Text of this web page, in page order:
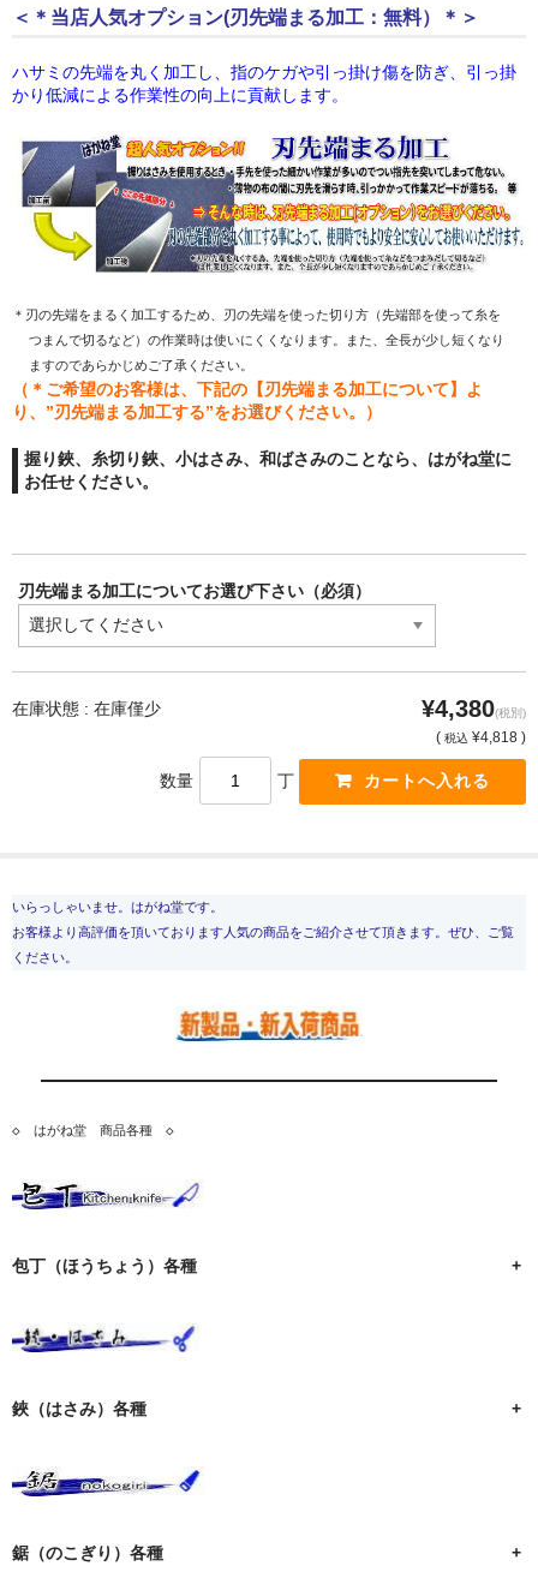
＜＊当店人気オプション(刃先端まる加工：無料）＊＞
ハサミの先端を丸く加工し、指のケガや引っ掛け傷を防ぎ、引っ掛
かり低減による作業性の向上に貢献します。
＊刃の先端をまるく加工するため、刃の先端を使った切り方（先端部を使って糸を
  つまんで切るなど）の作業時は使いにくくなります。また、全長が少し短くなり
  ますのであらかじめご了承ください。
（＊ご希望のお客様は、下記の【刃先端まる加工について】よ
り、”刃先端まる加工する”をお選びください。）
握り鋏、糸切り鋏、小はさみ、和ばさみのことなら、はがね堂に
お任せください。
刃先端まる加工についてお選び下さい（必須）
在庫状態 : 在庫僅少 ¥4,380(税別)
( 税込 ¥4,818 )
数量 丁
いらっしゃいませ。はがね堂です。
お客様より高評価を頂いております人気の商品をご紹介させて頂きます。ぜひ、ご覧
ください。
◇　はがね堂　商品各種　◇
包丁（ほうちょう）各種 +
鋏（はさみ）各種 +
鋸（のこぎり）各種 +